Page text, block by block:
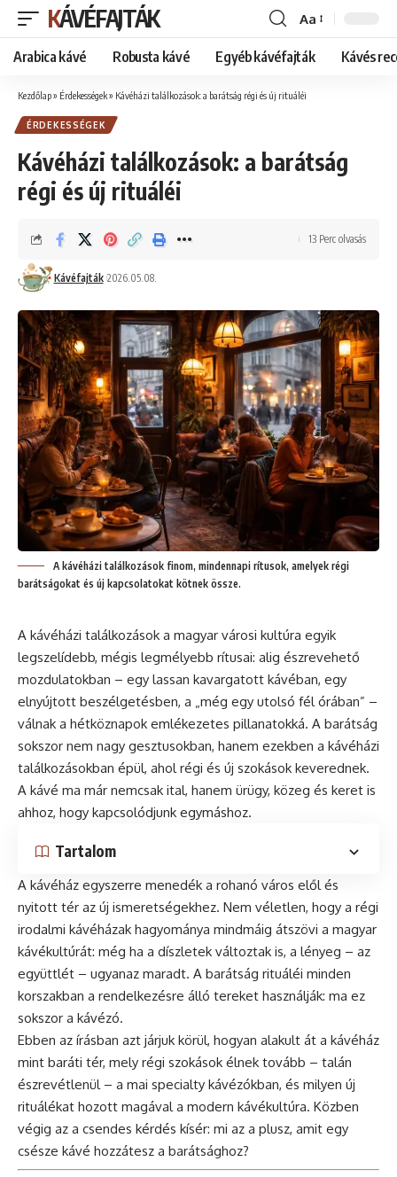
KÁVÉFAJTÁK
Font
Resizer
Aa
Arabica kávé Robusta kávé Egyéb kávéfajták Kávés
Kezdőlap» Érdekességek» Kávéházi találkozások: a barátság régi és új rituáléi
ÉRDEKESSÉGEK
Kávéházi találkozások: a barátság
régi és új rituáléi
Kávéfajták 2026.05.08.
13 Perc olvasás
A kávéházi találkozások finom, mindennapi rítusok, amelyek régi
barátságokat és új kapcsolatokat kötnek össze.
A kávéházi találkozások a magyar városi kultúra egyik
legszelídebb, mégis legmélyebb rítusai: alig észrevehető
mozdulatokban – egy lassan kavargatott kávéban, egy
elnyújtott beszélgetésben, a „még egy utolsó fél órában” –
válnak a hétköznapok emlékezetes pillanatokká. A barátság
sokszor nem nagy gesztusokban, hanem ezekben a kávéházi
találkozásokban épül, ahol régi és új szokások keverednek.
A kávé ma már nemcsak ital, hanem ürügy, közeg és keret is
ahhoz, hogy kapcsolódjunk egymáshoz.
Tartalom
A kávéház egyszerre menedék a rohanó város elől és
nyitott tér az új ismeretségekhez. Nem véletlen, hogy a régi
irodalmi kávéházak hagyománya mindmáig átszövi a magyar
kávékultúrát: még ha a díszletek változtak is, a lényeg – az
együttlét – ugyanaz maradt. A barátság rituáléi minden
korszakban a rendelkezésre álló tereket használják: ma ez
sokszor a kávézó.
Ebben az írásban azt járjuk körül, hogyan alakult át a kávéház
mint baráti tér, mely régi szokások élnek tovább – talán
észrevétlenül – a mai specialty kávézókban, és milyen új
rituálékat hozott magával a modern kávékultúra. Közben
végig az a csendes kérdés kísér: mi az a plusz, amit egy
csésze kávé hozzátesz a barátsághoz?